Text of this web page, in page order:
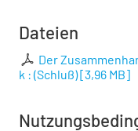
Dateien
Der
k : (Schluß)[3,96 MB]